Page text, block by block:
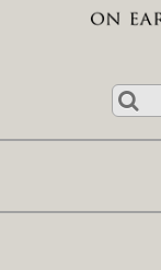
Search
for:
SKIP TO CONTENT